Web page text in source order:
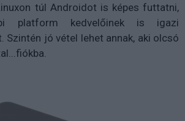
túl Androidot is képes futtatni,
platform kedvelőinek is igazi
Szintén jó vétel lehet annak, aki olcsó